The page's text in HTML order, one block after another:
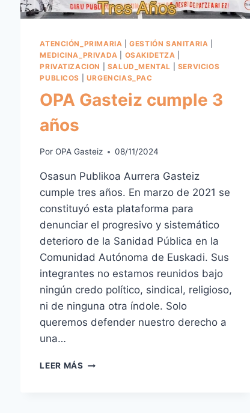
ATENCIÓN_PRIMARIA |GESTIÓN SANITARIA
MEDICINA_PRIVADA
OSAKIDETZA
PRIVATIZACION
SALUD_MENTAL
SERVICIOS
PUBLICOS
URGENCIAS_PAC
OPA Gasteiz cumple 3
años
Por OPA Gasteiz 08/11/2024
Osasun Publikoa Aurrera Gasteiz
cumple tres años. En marzo de 2021 se
constituyó esta plataforma para
denunciar el progresivo y sistemático
deterioro de la Sanidad Pública en la
Comunidad Autónoma de Euskadi. Sus
integrantes no estamos reunidos bajo
ningún credo político, sindical, religioso,
ni de ninguna otra índole. Solo
queremos defender nuestro derecho a
una…
LEER MÁS OPA